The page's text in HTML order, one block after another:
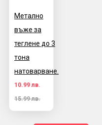
Метално
въже за
теглене до 3
тона
натоварване.
10.99 лв.
15.99 лв.